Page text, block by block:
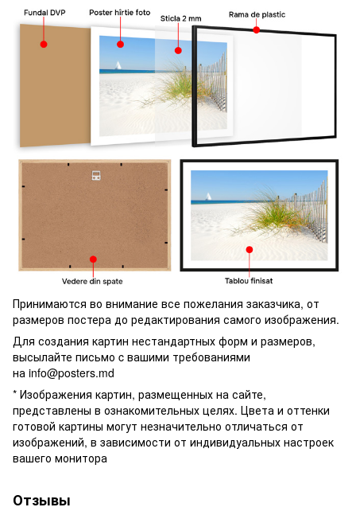
Принимаются во внимание все пожелания заказчика, от
размеров постера до редактирования самого изображения.
Для создания картин нестандартных форм и размеров,
высылайте письмо c вашими требованиями
на info@posters.md
* Изображения картин, размещенных на сайте,
представлены в ознакомительных целях. Цвета и оттенки
готовой картины могут незначительно отличаться от
изображений, в зависимости от индивидуальных настроек
вашего монитора
Отзывы